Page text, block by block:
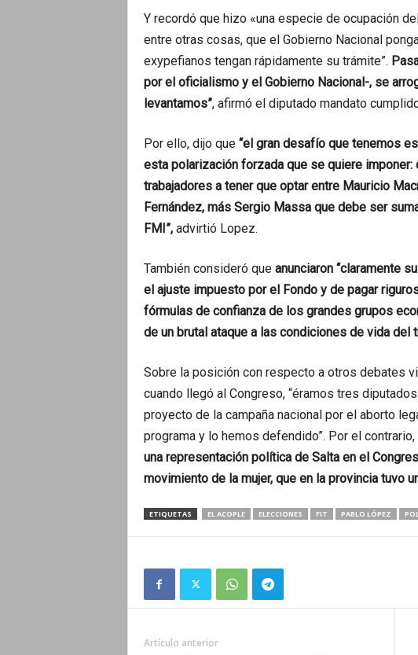
Y recordó que hizo «una especie de ocupación
entre otras cosas, que el Gobierno Nacional
exypefianos tengan rápidamente su trámite”.
por el oficialismo y el Gobierno Nacional-, se
levantamos”, afirmó el diputado mandato
Por ello, dijo que“el gran desafío que tenemos
esta polarización forzada que se quiere imponer:
trabajadores a tener que optar entre Mauricio
Fernández, más Sergio Massa que debe ser
FMI”,advirtió Lopez.
También consideró que anunciaron “claramente
el ajuste impuesto por el Fondo y de pagar
fórmulas de confianza de los grandes grupos
de un brutal ataque a las condiciones de vida del
Sobre la posición con respecto a otros debates
cuando llegó al Congreso, “éramos tres
proyecto de la campaña nacional por el aborto
programa y lo hemos defendido”. Por el
una representación política de Salta en el
movimiento de la mujer, que en la provincia tuvo
ETIQUETAS EL ACOPLE ELECCIONES FIT PABLO LÓPEZ
Artículo anterior